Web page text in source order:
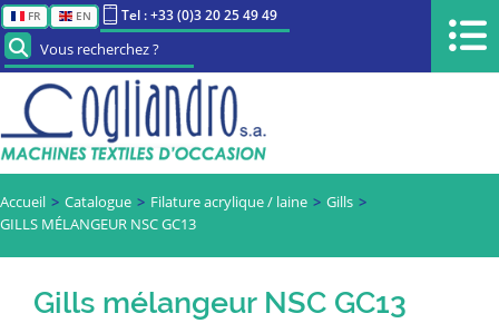
FR EN Tel : +33 (0)3 20 25 49 49
Vous recherchez ?
Accueil Catalogue Filature acrylique / laine
Gills
GILLS MÉLANGEUR NSC GC13
Gills mélangeur NSC GC13